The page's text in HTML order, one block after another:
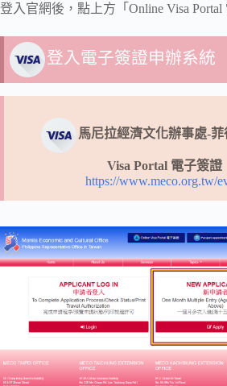
登入官網後，點上方「Online Visa Portal
登入電子簽證申辦系統
馬尼拉經濟文化辦事處-菲
Visa Portal 電子簽證
https://www.meco.org.tw/